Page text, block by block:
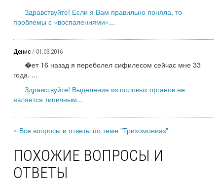
Здравствуйте! Если я Вам правильно поняла, то
проблемы с «воспалениями»...
Денис / 01.03.2016
�ет 16 назад я переболел сифилесом сейчас мне 33
года. ...
Здравствуйте! Выделения из половых органов не
является типичным...
» Все вопросы и ответы по теме "Трихомониаз"
ПОХОЖИЕ ВОПРОСЫ И
ОТВЕТЫ